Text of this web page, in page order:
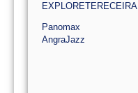
EXPLORETERECEIRA
Panomax
AngraJazz